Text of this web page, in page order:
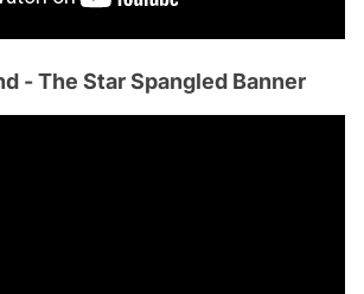
- The Star Spangled Banner